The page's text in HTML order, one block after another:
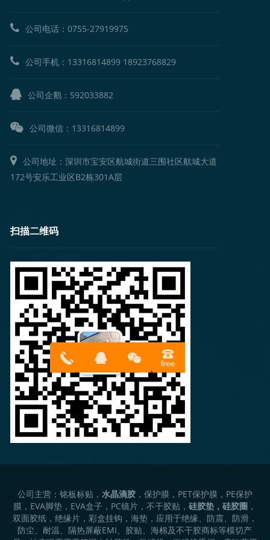
公司电话：0755-27919975
公司手机： 13316814899 18923768829
公司企鹅： 592033882
公司微信：13316814899
公司地址：深圳市宝安区航城街道三围社区航城大道
172号安乐工业区B2栋301A层
扫描二维码
公司主营：铭板标贴， 水晶滴胶，保护膜，PET保护膜，PE保护
膜，EVA脚垫，EVA盒子，PC镜片，不干胶贴，硅胶垫，硅胶圈 ，
双面胶纸，绝缘片，彩盒挂钩，海垫，应用于绝缘、防震、防滑，
防尘、耐温、隔热屏蔽EMI、胶贴、海棉及不干胶商标等模切产
13316814
899
在线客服